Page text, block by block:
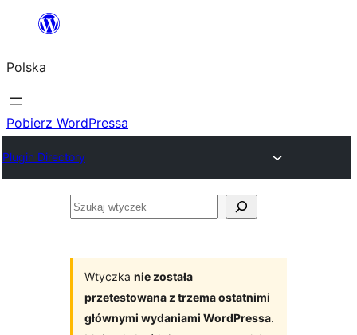
Przejdź
treści
Polska
Pobierz WordPressa
Plugin Directory
Szukaj
Wtyczka nie została
przetestowana z trzema ostatnimi
głównymi wydaniami WordPressa.